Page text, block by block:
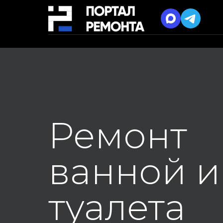
Ремонт
ванной и
туалета